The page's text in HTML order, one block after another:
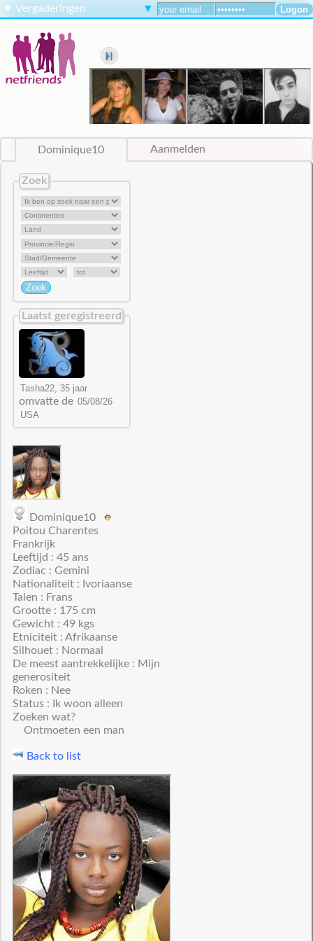
▼ Vergaderingen ▼
Dominique10 Aanmelden
Zoek
Laatst geregistreerd
omvatte de
Dominique10
Poitou Charentes
Frankrijk
Leeftijd : 45 ans
Zodiac : Gemini
Nationaliteit : Ivoriaanse
Talen : Frans
Grootte : 175 cm
Gewicht : 49 kgs
Etniciteit : Afrikaanse
Silhouet : Normaal
De meest aantrekkelijke : Mijn
generositeit
Roken : Nee
Status : Ik woon alleen
Zoeken wat?
Ontmoeten een man
Back to list